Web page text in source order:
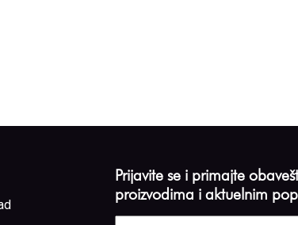
Prijavite se i primajte
proizvodima i aktuelnim